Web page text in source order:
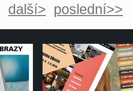
další> poslední>>